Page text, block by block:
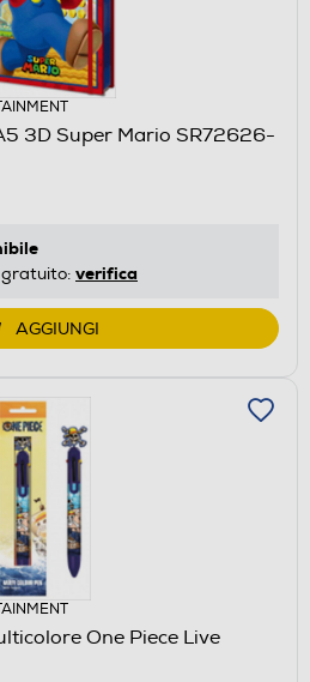
3D Super Mario SR72626-
verifica
AGGIUNGI
One Piece Live